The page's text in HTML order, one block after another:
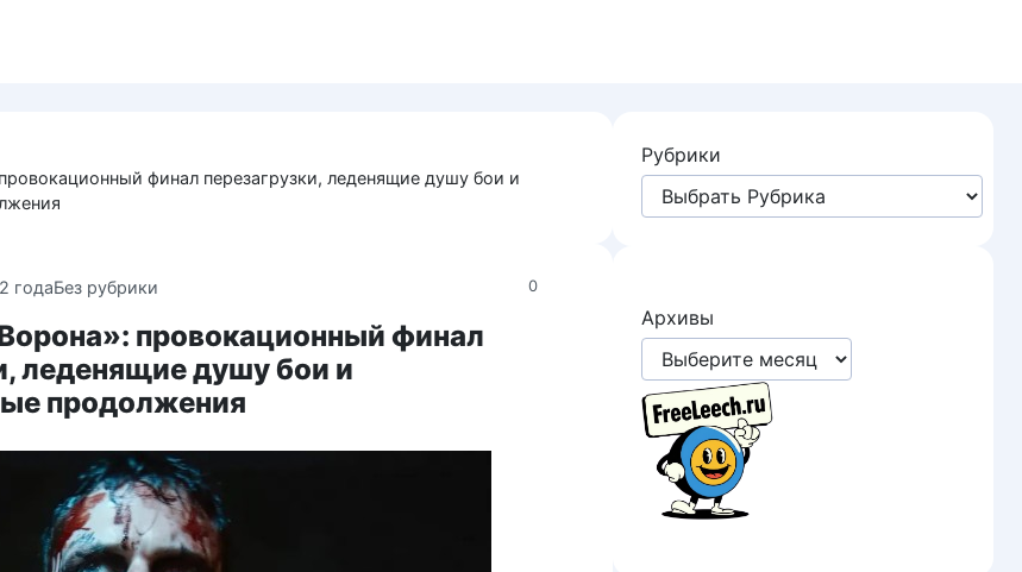
финал перезагрузки, леденящие душу бои и
0
2 годаБез рубрики
провокационный финал
леденящие душу бои и
продолжения
Рубрики
Архивы